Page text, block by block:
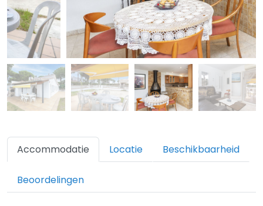
Accommodatie Locatie Beschikbaarheid
Beoordelingen